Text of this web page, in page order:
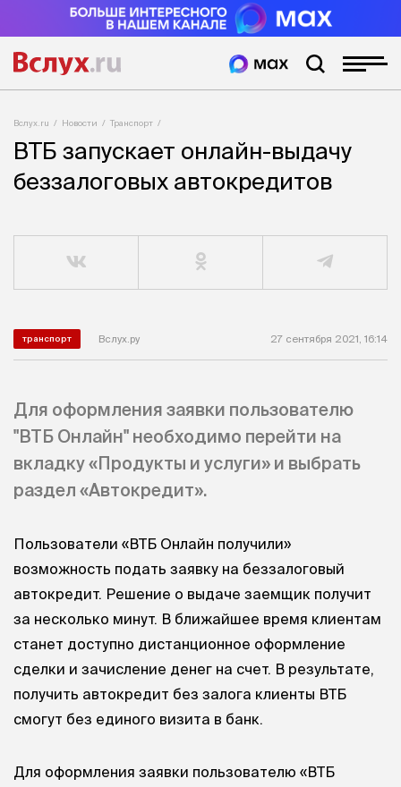
Вслух.ru Новости Транспорт
ВТБ запускает онлайн-выдачу
беззалоговых автокредитов
транспорт Вслух.ру 27 сентября 2021, 16:14
Для оформления заявки пользователю
"ВТБ Онлайн" необходимо перейти на
вкладку «Продукты и услуги» и выбрать
раздел «Автокредит».
Пользователи «ВТБ Онлайн получили»
возможность подать заявку на беззалоговый
автокредит. Решение о выдаче заемщик получит
за несколько минут. В ближайшее время клиентам
станет доступно дистанционное оформление
сделки и зачисление денег на счет. В результате,
получить автокредит без залога клиенты ВТБ
смогут без единого визита в банк.
Для оформления заявки пользователю «ВТБ